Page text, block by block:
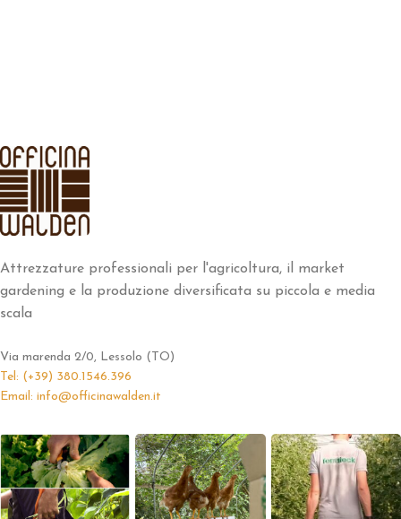
Attrezzature professionali per l'agricoltura, il market
gardening e la produzione diversificata su piccola e media
scala
Via marenda 2/0, Lessolo (TO)
Tel: (+39) 380.1546.396
Email: info@officinawalden.it